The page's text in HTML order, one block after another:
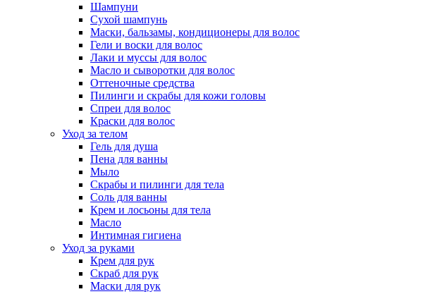
Шампуни
Сухой шампунь
Маски, бальзамы, кондиционеры для волос
Гели и воски для волос
Лаки и муссы для волос
Масло и сыворотки для волос
Оттеночные средства
Пилинги и скрабы для кожи головы
Спреи для волос
Краски для волос
Уход за телом
Гель для душа
Пена для ванны
Мыло
Скрабы и пилинги для тела
Соль для ванны
Крем и лосьоны для тела
Масло
Интимная гигиена
Уход за руками
Крем для рук
Скраб для рук
Маски для рук